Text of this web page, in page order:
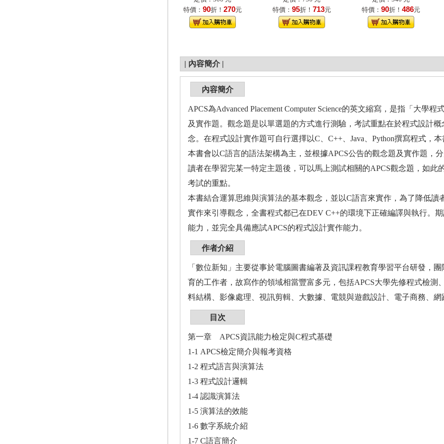
特價： 90折！ 270元
特價： 95折！ 713元
特價： 90折！ 486元
| 內容簡介 |
內容簡介
APCS為Advanced Placement Computer Science的英文縮寫，是指「大學
及實作題。觀念題是以單選題的方式進行測驗，考試重點在於程式設計
念。在程式設計實作題可自行選擇以C、C++、Java、Python撰寫程式，
本書會以C語言的語法架構為主，並根據APCS公告的觀念題及實作題，
讀者在學習完某一特定主題後，可以馬上測試相關的APCS觀念題，如此
考試的重點。
本書結合運算思維與演算法的基本觀念，並以C語言來實作，為了降低
實作來引導觀念，全書程式都已在DEV C++的環境下正確編譯與執行。
能力，並完全具備應試APCS的程式設計實作能力。
作者介紹
「數位新知」主要從事於電腦圖書編著及資訊課程教育學習平台研發，
育的工作者，故寫作的領域相當豐富多元，包括APCS大學先修程式檢測
料結構、影像處理、視訊剪輯、大數據、電競與遊戲設計、電子商務、
目次
第一章 APCS資訊能力檢定與C程式基礎
1-1 APCS檢定簡介與報考資格
1-2 程式語言與演算法
1-3 程式設計邏輯
1-4 認識演算法
1-5 演算法的效能
1-6 數字系統介紹
1-7 C語言簡介